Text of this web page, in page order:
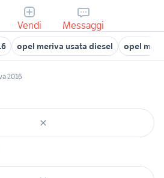
Vendi Messaggi
opel meriva usata diesel opel
2016